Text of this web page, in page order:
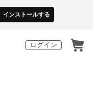
インストールする
ログイン